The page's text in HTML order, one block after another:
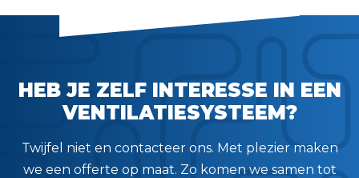
HEB JE ZELF INTERESSE IN EEN
VENTILATIESYSTEEM?
Twijfel niet en contacteer ons. Met plezier maken
we een offerte op maat. Zo komen we samen tot